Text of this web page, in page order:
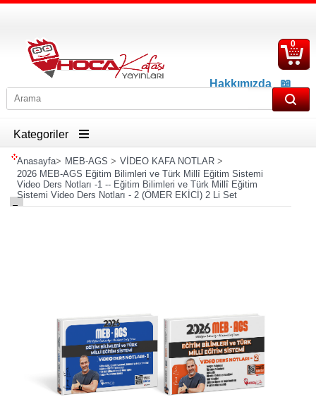
Hakkımızda
📖
İletişim
0
Kategoriler
Anasayfa> MEB-AGS > VİDEO KAFA NOTLAR>
2026 MEB-AGS Eğitim Bilimleri ve Türk Millî Eğitim Sistemi
Video Ders Notları -1 -- Eğitim Bilimleri ve Türk Millî Eğitim
Sistemi Video Ders Notları - 2 (ÖMER EKİCİ) 2 Li Set